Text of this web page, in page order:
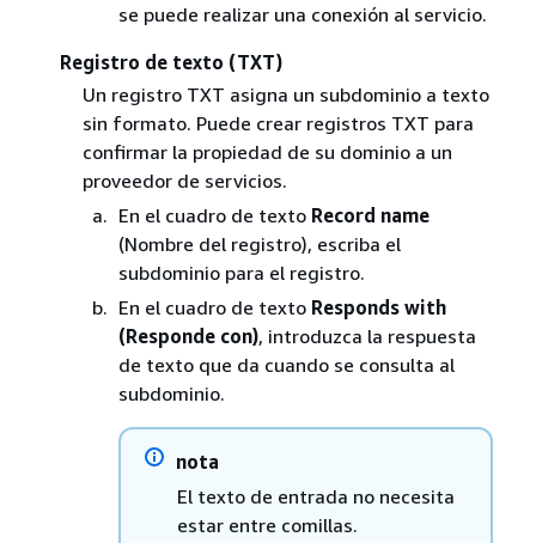
se puede realizar una conexión al servicio.
Registro de texto (TXT)
Un registro TXT asigna un subdominio a texto
sin formato. Puede crear registros TXT para
confirmar la propiedad de su dominio a un
proveedor de servicios.
En el cuadro de texto Record name
(Nombre del registro), escriba el
subdominio para el registro.
En el cuadro de texto Responds with
(Responde con), introduzca la respuesta
de texto que da cuando se consulta al
subdominio.
nota
El texto de entrada no necesita
estar entre comillas.